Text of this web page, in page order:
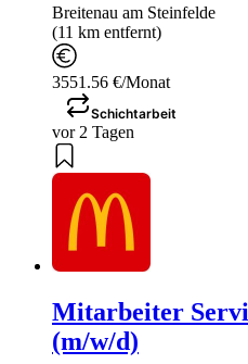
Breitenau am Steinfelde
(11 km entfernt)
3551.56 €/Monat
Schichtarbeit
vor 2 Tagen
Mitarbeiter
(m/w/d)